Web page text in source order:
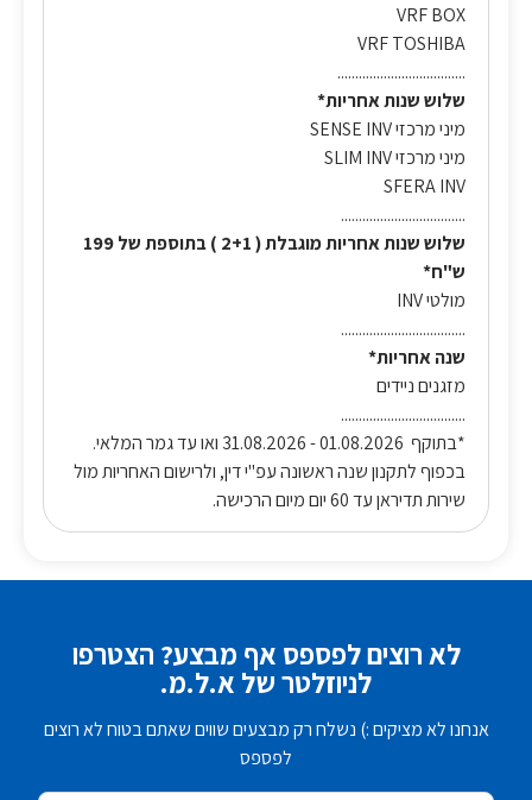
VRF BOX
VRF TOSHIBA
....................................
שלוש שנות אחריות*
מיני מרכזי SENSE INV
מיני מרכזי SLIM INV
SFERA INV
...................................
שלוש שנות אחריות מוגבלת ( 2+1 ) בתוספת של 199
ש"ח*
מולטי INV
...................................
שנה אחריות*
מזגנים ניידים
...................................
*בתוקף 01.08.2026 - 31.08.2026 ואו עד גמר המלאי.
בכפוף לתקנון שנה ראשונה עפ"י דין, ולרישום האחריות מול
שירות תדיראן עד 60 יום מיום הרכישה.
לא רוצים לפספס אף מבצע? הצטרפו
לניוזלטר של א.ל.מ.
אנחנו לא מציקים :) נשלח רק מבצעים שווים שאתם בטוח לא רוצים
לפספס